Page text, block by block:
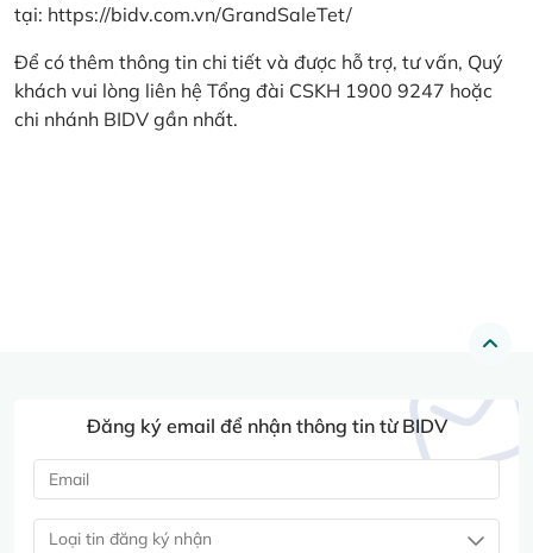
tại: https://bidv.com.vn/GrandSaleTet/
Để có thêm thông tin chi tiết và được hỗ trợ, tư vấn, Quý
khách vui lòng liên hệ Tổng đài CSKH 1900 9247 hoặc
chi nhánh BIDV gần nhất.
Đăng ký email để nhận thông tin từ BIDV
Loại tin đăng ký nhận